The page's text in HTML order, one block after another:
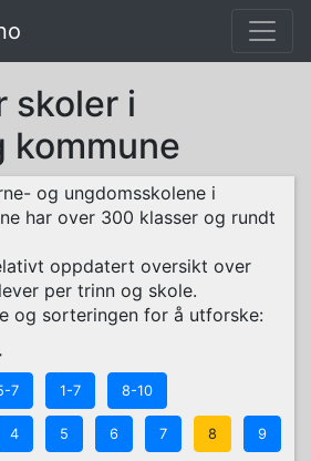
skoler i
kommune
og ungdomsskolene i
har over 300 klasser og rundt
oppdatert oversikt over
per trinn og skole.
og sorteringen for å utforske:
7 1-7 8-10
4 5 6 7 8 9